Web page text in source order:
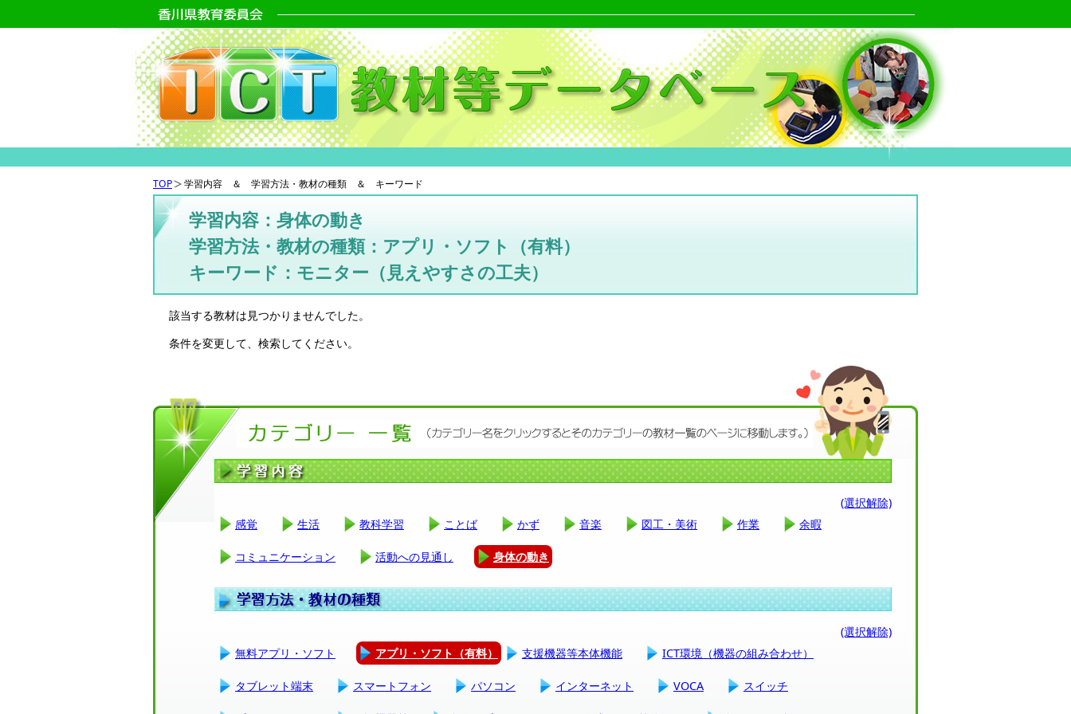
TOP 学習内容 ＆ 学習方法・教材の種類 ＆ キーワード
学習内容：身体の動き
学習方法・教材の種類：アプリ・ソフト（有料）
キーワード：モニター（見えやすさの工夫）
該当する教材は見つかりませんでした。
条件を変更して、検索してください。
(選択解除)
感覚
生活 教科学習 ことば かず 音楽 図工・美術 作業 余暇
コミュニケーション 活動への見通し 身体の動き
(選択解除)
無料アプリ・ソフト
アプリ・ソフト（有料） 支援機器等本体機能 ICT環境（機器の組み合わせ）
タブレット端末 スマートフォン パソコン インターネット VOCA スイッチ